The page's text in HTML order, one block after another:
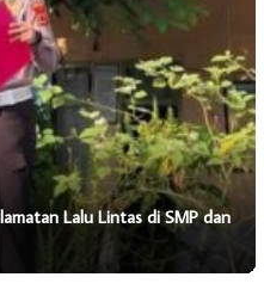
Lalu Lintas di SMP dan